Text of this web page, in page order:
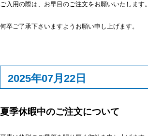
ご入用の際は、お早目のご注文をお願いいたします。
何卒ご了承下さいますようお願い申し上げます。
2025年07月22日
夏季休暇中のご注文について